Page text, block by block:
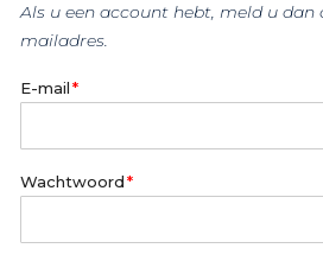
Als u een account hebt, meld u dan
mailadres.
E-mail
Wachtwoord